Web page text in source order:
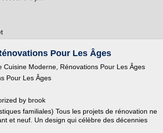
Pour Les Âges
Moderne, Rénovations Pour Les Âges
Pour Les Âges
by brook
familiales) Tous les projets de rénovation ne
et neuf. Un design qui célèbre des décennies